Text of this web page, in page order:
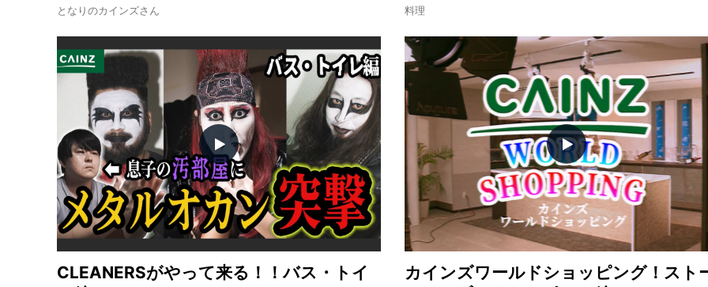
となりのカインズさん 料理
CLEANERSがやって来る！！バス・トイ
カインズワールドショッピング！スト